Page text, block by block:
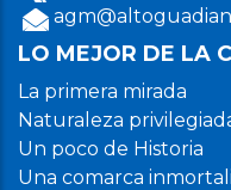
LO MEJOR DE LA
La primera mirada
Naturaleza
Un poco de Historia
Una comarca